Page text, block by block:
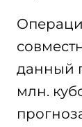
данный
млн.